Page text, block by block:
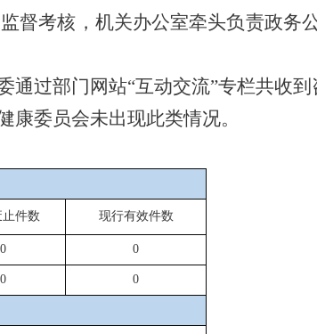
督考核，机关办公室牵头负责政务
通过部门网站“互动交流”专栏共收
康委员会未出现此类情况。
件数 现行有效件数
0 0
0 0